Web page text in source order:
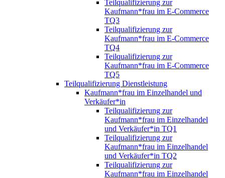
Teilqualifizierung zur
Kaufmann*frau im E-Commerce
TQ3
Teilqualifizierung zur
Kaufmann*frau im E-Commerce
TQ4
Teilqualifizierung zur
Kaufmann*frau im E-Commerce
TQ5
Teilqualifizierung Dienstleistung
Kaufmann*frau im Einzelhandel und
Verkäufer*in
Teilqualifizierung zur
Kaufmann*frau im Einzelhandel
und Verkäufer*in TQ1
Teilqualifizierung zur
Kaufmann*frau im Einzelhandel
und Verkäufer*in TQ2
Teilqualifizierung zur
Kaufmann*frau im Einzelhandel